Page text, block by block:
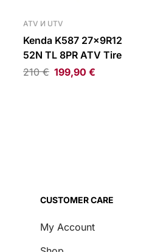
ATV И UTV
Kenda K587 27x9R12
52N TL 8PR ATV Tire
210€ 199,90€
CUSTOMER CARE
My Account